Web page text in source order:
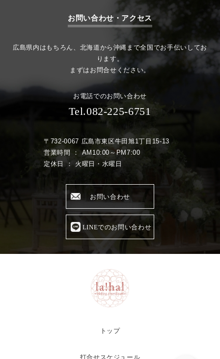
お問い合わせ・アクセス
広島県内はもちろん、北海道から沖縄まで全国でお手伝いしてお
ります。
まずはお問合せください。
お電話でのお問い合わせ
Tel.082-225-6751
〒732-0067 広島市東区牛田旭1丁目15-13
営業時間 ： AM10:00～PM7:00
定休日 ： 火曜日・水曜日
お問い合わせ
LINEでのお問い合わせ
トップ
打合せスケジュール